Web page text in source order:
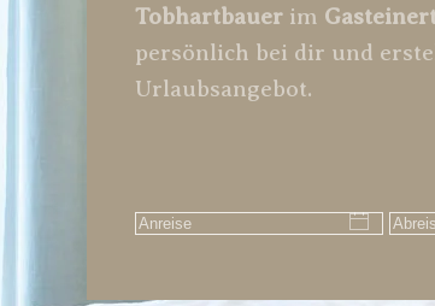
Tobhartbauer im
persönlich bei dir und
Urlaubsangebot.